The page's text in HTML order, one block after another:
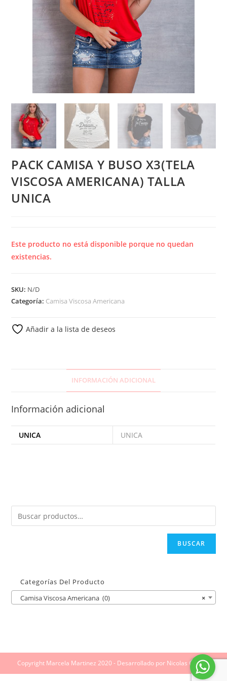
PACK CAMISA Y BUSO X3(TELA
VISCOSA AMERICANA) TALLA
UNICA
Este producto no está disponible porque no quedan
existencias.
SKU: N/D
Categoría: Camisa Viscosa Americana
Añadir a la lista de deseos
INFORMACIÓN ADICIONAL
Información adicional
UNICA UNICA
BUSCAR
Categorías Del Producto
×
Camisa Viscosa Americana (0)
Copyright Marcela Martinez 2020 - Desarrollado por Nicolas Giraldo